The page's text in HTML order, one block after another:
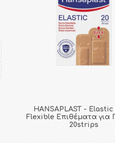
HANSAPLAST -
Flexible Επιθέματα για
20strips